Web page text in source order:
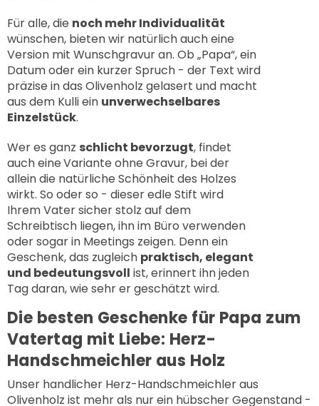
Für alle, die noch mehr Individualität
wünschen, bieten wir natürlich auch eine
Version mit Wunschgravur an. Ob „Papa“, ein
Datum oder ein kurzer Spruch - der Text wird
präzise in das Olivenholz gelasert und macht
aus dem Kulli ein unverwechselbares
Einzelstück.
Wer es ganz schlicht bevorzugt, findet
auch eineVariante ohne Gravur, bei der
allein die natürliche Schönheit des Holzes
wirkt. So oder so - dieser edle Stift wird
Ihrem Vater sicher stolz auf dem
Schreibtisch liegen, ihn im Büro verwenden
oder sogar in Meetings zeigen. Denn ein
Geschenk, das zugleich praktisch, elegant
und bedeutungsvoll ist, erinnert ihn jeden
Tag daran, wie sehr er geschätzt wird.
Die besten Geschenke für Papa zum
Vatertag mit Liebe: Herz-
Handschmeichler aus Holz
Unser handlicher Herz-Handschmeichler aus
Olivenholz ist mehr als nur ein hübscher Gegenstand -